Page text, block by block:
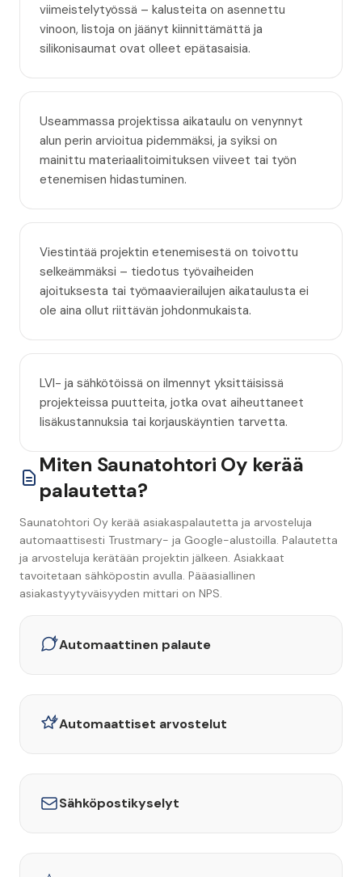
viimeistelytyössä – kalusteita on asennettu
vinoon, listoja on jäänyt kiinnittämättä ja
silikonisaumat ovat olleet epätasaisia.
Useammassa projektissa aikataulu on venynnyt
alun perin arvioitua pidemmäksi, ja syiksi on
mainittu materiaalitoimituksen viiveet tai työn
etenemisen hidastuminen.
Viestintää projektin etenemisestä on toivottu
selkeämmäksi – tiedotus työvaiheiden
ajoituksesta tai työmaavierailujen aikataulusta ei
ole aina ollut riittävän johdonmukaista.
LVI- ja sähkötöissä on ilmennyt yksittäisissä
projekteissa puutteita, jotka ovat aiheuttaneet
lisäkustannuksia tai korjauskäyntien tarvetta.
Miten Saunatohtori Oy kerää
palautetta?
Saunatohtori Oy kerää asiakaspalautetta ja arvosteluja
automaattisesti Trustmary- ja Google-alustoilla. Palautetta
ja arvosteluja kerätään projektin jälkeen. Asiakkaat
tavoitetaan sähköpostin avulla. Pääasiallinen
asiakastyytyväisyyden mittari on NPS.
Automaattinen palaute
Automaattiset arvostelut
Sähköpostikyselyt